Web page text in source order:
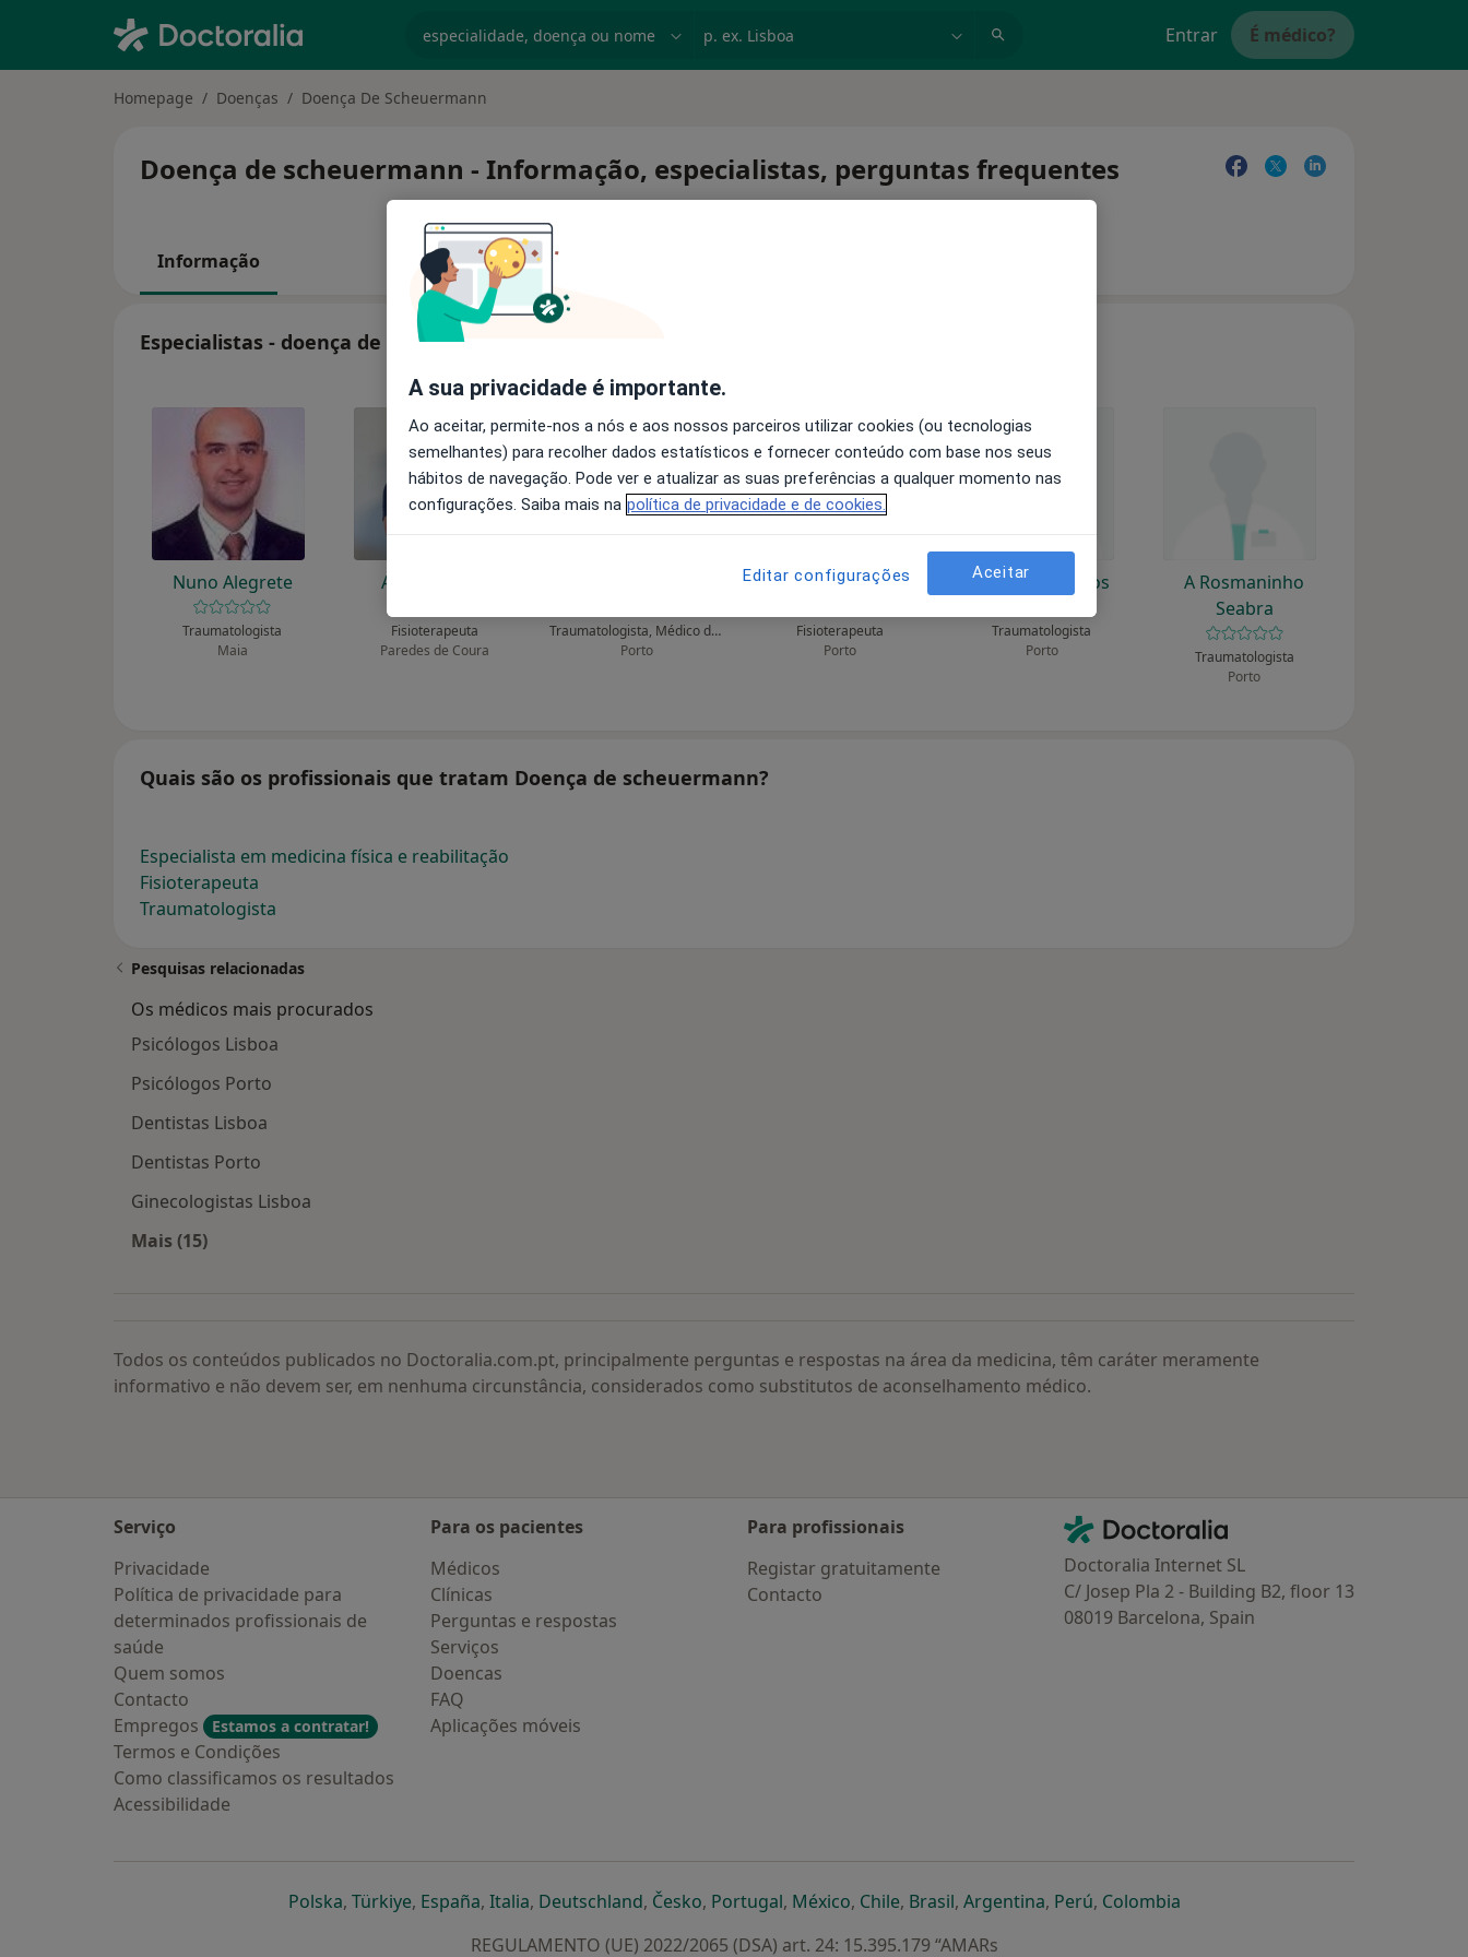
Entrar É médico?
Homepage Doenças Doença De Scheuermann
Doença de scheuermann - Informação, especialistas, perguntas frequentes
Informação
Especialistas - doença de scheuermann
Nuno Alegrete
Traumatologista
Maia
António Silva
Fisioterapeuta
Paredes de Coura
Traumatologista, Médico do desporto, Médico do trabalho
Porto
Elisa Petiz
Fisioterapeuta
Porto
A Alberto Lemos
Traumatologista
Porto
A Rosmaninho
Seabra
Traumatologista
Porto
Quais são os profissionais que tratam Doença de scheuermann?
Especialista em medicina física e reabilitação
Fisioterapeuta
Traumatologista
Pesquisas relacionadas
Os médicos mais procurados
Psicólogos Lisboa
Psicólogos Porto
Dentistas Lisboa
Dentistas Porto
Ginecologistas Lisboa
Mais (15)
Todos os conteúdos publicados no Doctoralia.com.pt, principalmente perguntas e respostas na área da medicina, têm caráter meramente
informativo e não devem ser, em nenhuma circunstância, considerados como substitutos de aconselhamento médico.
Serviço
Privacidade
Política de privacidade para
determinados profissionais de
saúde
Quem somos
Contacto
Empregos
Estamos a contratar!
Termos e Condições
Como classificamos os resultados
Acessibilidade
Para os pacientes
Médicos
Clínicas
Perguntas e respostas
Serviços
Doencas
FAQ
Aplicações móveis
Para profissionais
Registar gratuitamente
Contacto
Contacto
Doctoralia - Homepage
Doctoralia Internet SL
C/ Josep Pla 2 - Building B2, floor 13
08019 Barcelona, Spain
Polskaabre num novo separador
, Türkiyeabre num novo separador
, Españaabre num novo separador
, Italiaabre num novo separador
, Deutschlandabre num novo separador
, Českoabre num novo separador
, Portugalabre num novo separador
, Méxicoabre num novo separador
, Chileabre num novo separador
, Brasilabre num novo separador
, Argentinaabre num novo separador
, Perúabre num novo separador
, Colombiaabre num novo separador
REGULAMENTO (UE) 2022/2065 (DSA) art. 24: 15.395.179 “AMARs
A sua privacidade é importante.
Ao aceitar, permite-nos a nós e aos nossos parceiros utilizar cookies (ou tecnologias
semelhantes) para recolher dados estatísticos e fornecer conteúdo com base nos seus
hábitos de navegação. Pode ver e atualizar as suas preferências a qualquer momento nas
configurações. Saiba mais na política de privacidade e de cookies.
Editar configurações Aceitar